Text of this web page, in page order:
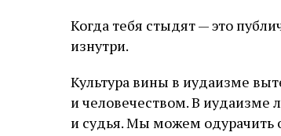
Когда тебя стыдят — это
изнутри.
Культура вины в иудаизме
и человечеством. В иудаизме
и судья. Мы можем одурачить